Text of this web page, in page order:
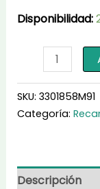
Disponibilidad:
Cerradura
3301858M91
cantidad
SKU: 3301858M91
Categoría:
Descripción